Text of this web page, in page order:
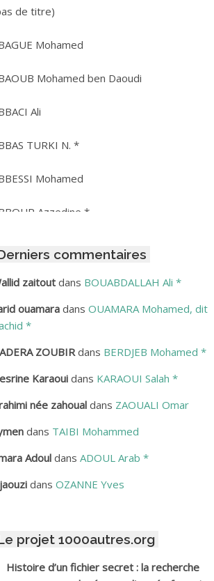
de titre)Post
3416
Mohamed
Mohamed ben Daoudi
Ali
TURKI N. *
Mohamed
Azzedine *
Amar
Hamid
Mohamed
Lakhdar
Haciba
Mohamed Hamoud*
Mohamed *
Ahmed
commentaires
zaitoutdans BOUABDALLAH Ali *
ouamaradans OUAMARA Mohamed, dit
*
ZOUBIRdans BERDJEB Mohamed *
Karaouidans KARAOUI Salah *
née zahoualdans ZAOUALI Omar
dans TAIBI Mohammed
Adouldans ADOUL Arab *
dans OZANNE Yves
projet 1000autres.org
Histoire d’un fichier secret : la recherche